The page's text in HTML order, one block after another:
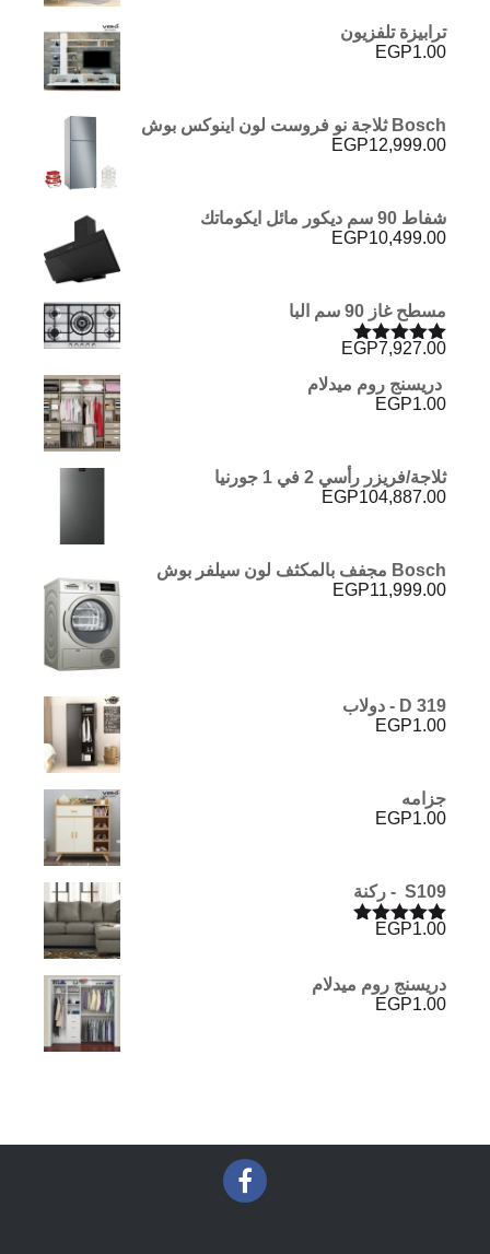
ترابيزة تلفزيون
EGP1.00
Bosch ثلاجة نو فروست لون اينوكس بوش
EGP12,999.00
شفاط 90 سم ديكور مائل ايكوماتك
EGP10,499.00
مسطح غاز 90 سم البا
تم التقييم EGP7,927.00
دريسنج روم ميدلام
EGP1.00
ثلاجة/فريزر رأسي 2 في 1 جورنيا
EGP104,887.00
Bosch مجفف بالمكثف لون سيلفر بوش
EGP11,999.00
D 319 - دولاب
EGP1.00
جزامه
EGP1.00
S109 - ركنة
تم التقييم
EGP1.00
دريسنج روم ميدلام
EGP1.00